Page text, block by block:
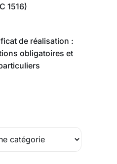
1516)
de réalisation :
obligatoires et